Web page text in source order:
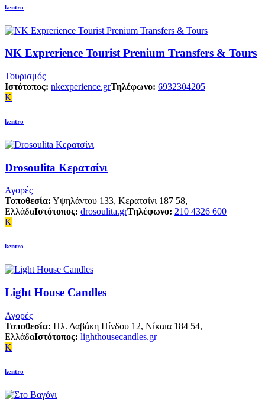
kentro
NK Exprerience Tourist Prenium Transfers & Tours
Τουρισμός
Ιστότοπος: nkexperience.grΤηλέφωνο: 6932304205
K
kentro
Drosoulita Κερατσίνι
Αγορές
Τοποθεσία: Υψηλάντου 133, Κερατσίνι 187 58,
ΕλλάδαΙστότοπος: drosoulita.grΤηλέφωνο: 210 4326 600
K
kentro
Light House Candles
Αγορές
Τοποθεσία: Πλ. Δαβάκη Πίνδου 12, Νίκαια 184 54,
ΕλλάδαΙστότοπος: lighthousecandles.gr
K
kentro